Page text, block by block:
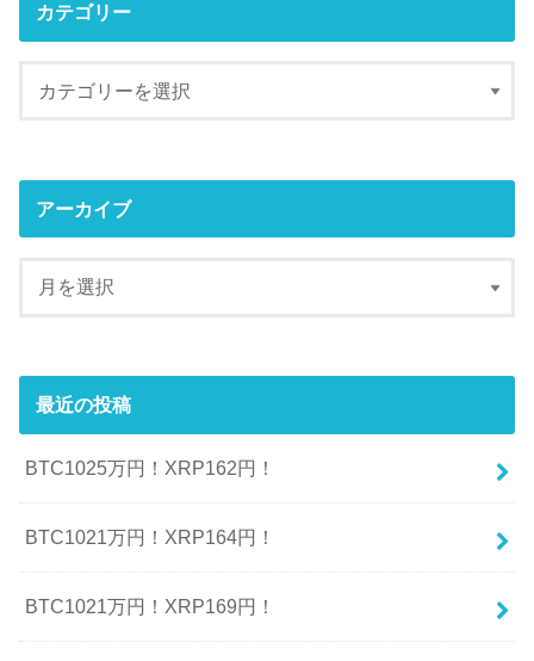
カテゴリー
アーカイブ
最近の投稿
BTC1025万円！XRP162円！
BTC1021万円！XRP164円！
BTC1021万円！XRP169円！